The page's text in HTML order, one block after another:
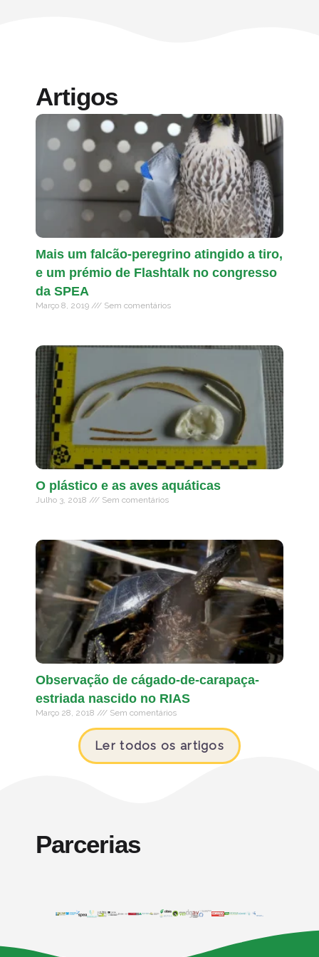
Artigos
Mais um falcão-peregrino atingido a tiro,
e um prémio de Flashtalk no congresso
da SPEA
Março 8, 2019 Sem comentários
O plástico e as aves aquáticas
Julho 3, 2018 Sem comentários
Observação de cágado-de-carapaça-
estriada nascido no RIAS
Março 28, 2018 Sem comentários
Ler todos os artigos
Parcerias